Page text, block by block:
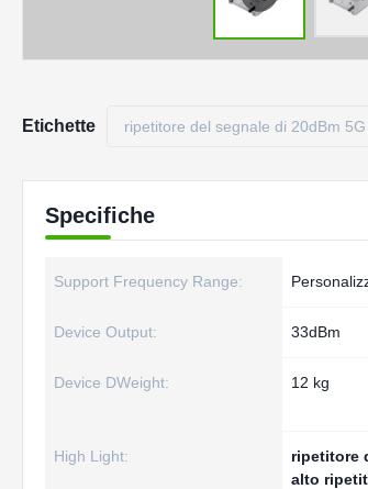
Etichette ripetitore del segnale di 20dBm 5G
Specifiche
Support Frequency Range:
Device Output: 33dBm
Device DWeight: 12 kg
High Light: ripetitore
alto